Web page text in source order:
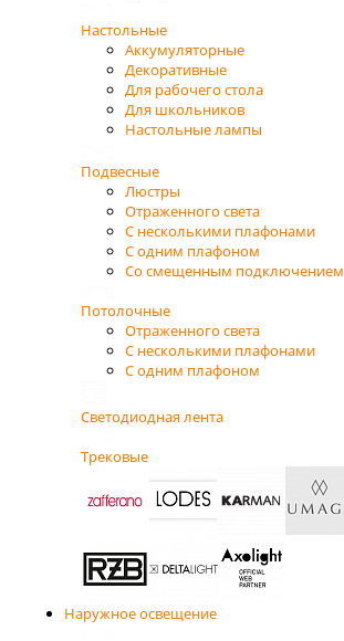
Настольные
Аккумуляторные
Декоративные
Для рабочего стола
Для школьников
Настольные лампы
Подвесные
Люстры
Отраженного света
С несколькими плафонами
С одним плафоном
Со смещенным подключением
Потолочные
Отраженного света
С несколькими плафонами
С одним плафоном
Светодиодная лента
Трековые
Наружное освещение